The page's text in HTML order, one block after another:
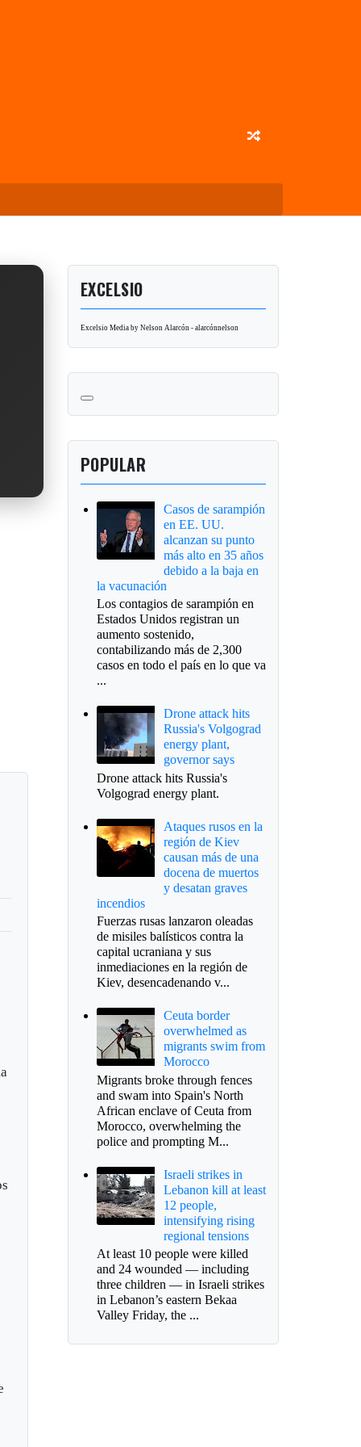
EXCELSIO
Excelsio Media by Nelson Alarcón - alarcónnelson
POPULAR
Casos de sarampión
en EE. UU.
alcanzan su punto
más alto en 35 años
debido a la baja en
la vacunación
Los contagios de sarampión en
Estados Unidos registran un
aumento sostenido,
contabilizando más de 2,300
casos en todo el país en lo que va
...
Drone attack hits
Russia's Volgograd
energy plant,
governor says
Drone attack hits Russia's
Volgograd energy plant.
Ataques rusos en la
región de Kiev
causan más de una
docena de muertos
y desatan graves
incendios
Fuerzas rusas lanzaron oleadas
de misiles balísticos contra la
capital ucraniana y sus
inmediaciones en la región de
Kiev, desencadenando v...
Ceuta border
overwhelmed as
migrants swim from
Morocco
Migrants broke through fences
and swam into Spain's North
African enclave of Ceuta from
Morocco, overwhelming the
police and prompting M...
Israeli strikes in
Lebanon kill at least
12 people,
intensifying rising
regional tensions
At least 10 people were killed
and 24 wounded — including
three children — in Israeli strikes
in Lebanon’s eastern Bekaa
Valley Friday, the ...